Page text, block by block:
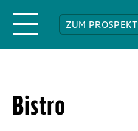
ZUM PROSPEKT
Bistro